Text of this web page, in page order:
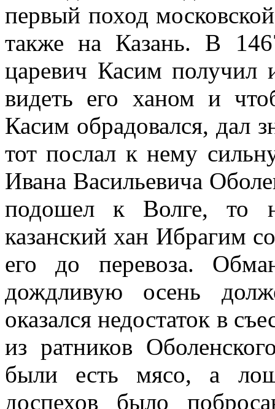
первый поход
также на Казань. В
царевич Касим получил
видеть его ханом и
Касим обрадовался, дал
тот послал к нему
Ивана Васильевича
подошел к Волге, то
казанский хан Ибрагим
его до перевоза.
дождливую осень
оказался недостаток в
из ратников
были есть мясо, а
доспехов было